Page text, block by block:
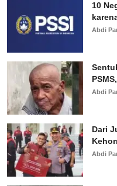
10
Abdi
Abdi
Dari
Abdi